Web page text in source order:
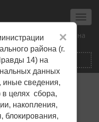
×
района (г.
14) на
данных
сведения,
в целях сбора,
накопления,
блокирования,
района